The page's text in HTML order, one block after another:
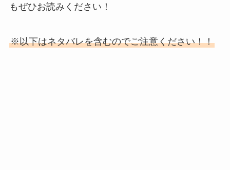
もぜひお読みください！
※以下はネタバレを含むのでご注意ください！！